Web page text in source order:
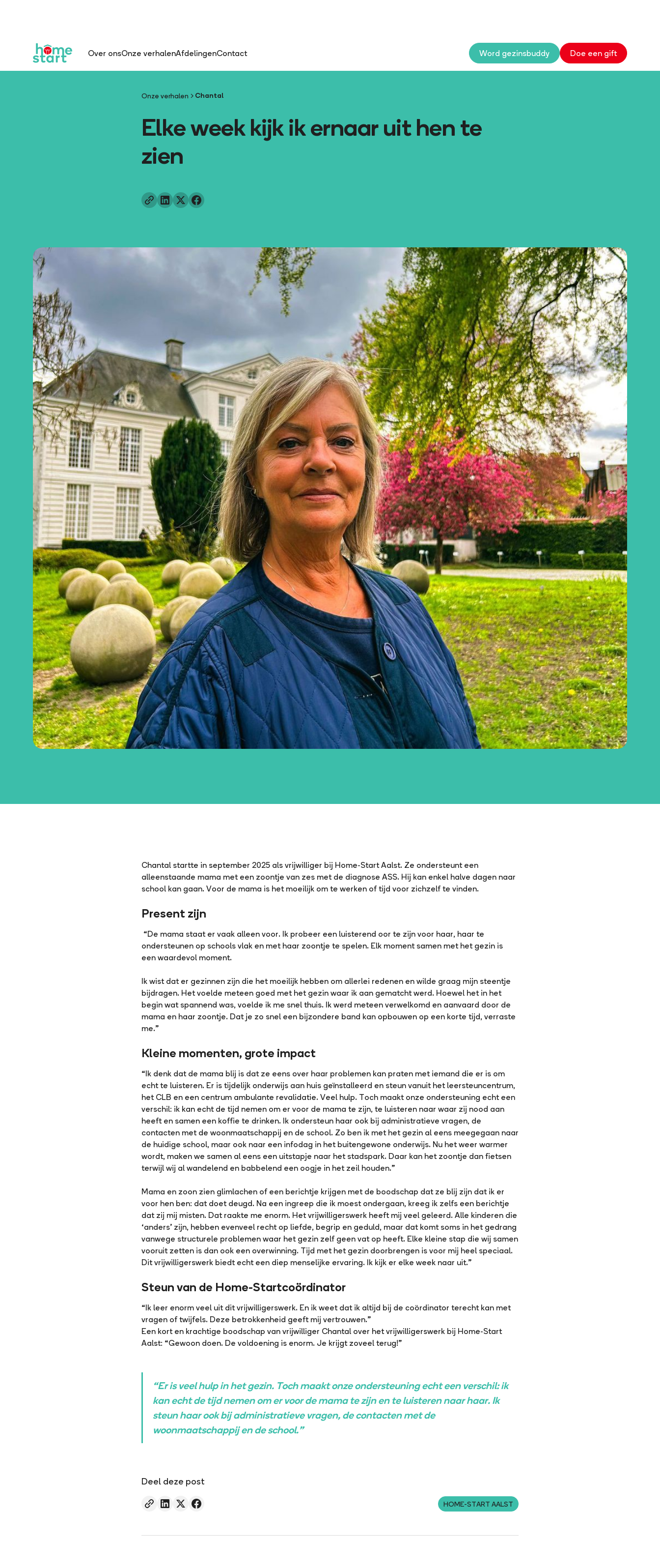
Over onsOnze verhalenAfdelingenContact Word gezinsbuddy Doe een gift
Onze verhalen Chantal
Elke week kijk ik ernaar uit hen te
zien
Chantal startte in september 2025 als vrijwilliger bij Home-Start Aalst. Ze ondersteunt een
alleenstaande mama met een zoontje van zes met de diagnose ASS. Hij kan enkel halve dagen naar
school kan gaan. Voor de mama is het moeilijk om te werken of tijd voor zichzelf te vinden.
Present zijn
“De mama staat er vaak alleen voor. Ik probeer een luisterend oor te zijn voor haar, haar te
ondersteunen op schools vlak en met haar zoontje te spelen. Elk moment samen met het gezin is
een waardevol moment.
Ik wist dat er gezinnen zijn die het moeilijk hebben om allerlei redenen en wilde graag mijn steentje
bijdragen. Het voelde meteen goed met het gezin waar ik aan gematcht werd. Hoewel het in het
begin wat spannend was, voelde ik me snel thuis. Ik werd meteen verwelkomd en aanvaard door de
mama en haar zoontje. Dat je zo snel een bijzondere band kan opbouwen op een korte tijd, verraste
me.”
Kleine momenten, grote impact
“Ik denk dat de mama blij is dat ze eens over haar problemen kan praten met iemand die er is om
echt te luisteren. Er is tijdelijk onderwijs aan huis geïnstalleerd en steun vanuit het leersteuncentrum,
het CLB en een centrum ambulante revalidatie. Veel hulp. Toch maakt onze ondersteuning echt een
verschil: ik kan echt de tijd nemen om er voor de mama te zijn, te luisteren naar waar zij nood aan
heeft en samen een koffie te drinken. Ik ondersteun haar ook bij administratieve vragen, de
contacten met de woonmaatschappij en de school. Zo ben ik met het gezin al eens meegegaan naar
de huidige school, maar ook naar een infodag in het buitengewone onderwijs. Nu het weer warmer
wordt, maken we samen al eens een uitstapje naar het stadspark. Daar kan het zoontje dan fietsen
terwijl wij al wandelend en babbelend een oogje in het zeil houden.”
Mama en zoon zien glimlachen of een berichtje krijgen met de boodschap dat ze blij zijn dat ik er
voor hen ben: dat doet deugd. Na een ingreep die ik moest ondergaan, kreeg ik zelfs een berichtje
dat zij mij misten. Dat raakte me enorm. Het vrijwilligerswerk heeft mij veel geleerd. Alle kinderen die
‘anders’ zijn, hebben evenveel recht op liefde, begrip en geduld, maar dat komt soms in het gedrang
vanwege structurele problemen waar het gezin zelf geen vat op heeft. Elke kleine stap die wij samen
vooruit zetten is dan ook een overwinning. Tijd met het gezin doorbrengen is voor mij heel speciaal.
Dit vrijwilligerswerk biedt echt een diep menselijke ervaring. Ik kijk er elke week naar uit.”
Steun van de Home-Startcoördinator
“Ik leer enorm veel uit dit vrijwilligerswerk. En ik weet dat ik altijd bij de coördinator terecht kan met
vragen of twijfels. Deze betrokkenheid geeft mij vertrouwen.”
Een kort en krachtige boodschap van vrijwilliger Chantal over het vrijwilligerswerk bij Home-Start
Aalst: “Gewoon doen. De voldoening is enorm. Je krijgt zoveel terug!”
“Er is veel hulp in het gezin. Toch maakt onze ondersteuning echt een verschil: ik
kan echt de tijd nemen om er voor de mama te zijn en te luisteren naar haar. Ik
steun haar ook bij administratieve vragen, de contacten met de
woonmaatschappij en de school.”
Deel deze post
HOME-START AALST